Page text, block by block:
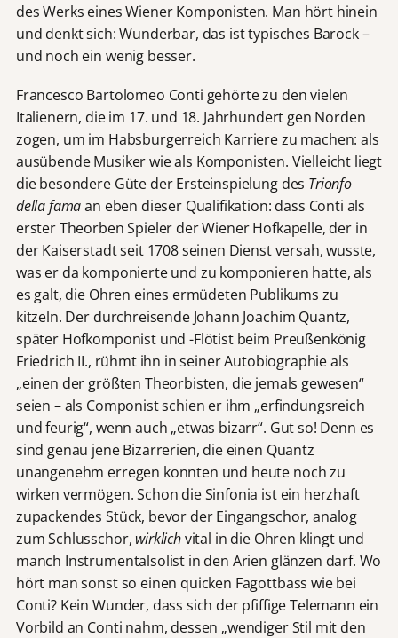
des Werks eines Wiener Komponisten. Man hört hinein
und denkt sich: Wunderbar, das ist typisches Barock –
und noch ein wenig besser.
Francesco Bartolomeo Conti gehörte zu den vielen
Italienern, die im 17. und 18. Jahrhundert gen Norden
zogen, um im Habsburgerreich Karriere zu machen: als
ausübende Musiker wie als Komponisten. Vielleicht liegt
die besondere Güte der Ersteinspielung des Trionfo
della famaan eben dieser Qualifikation: dass Conti als
erster Theorben Spieler der Wiener Hofkapelle, der in
der Kaiserstadt seit 1708 seinen Dienst versah, wusste,
was er da komponierte und zu komponieren hatte, als
es galt, die Ohren eines ermüdeten Publikums zu
kitzeln. Der durchreisende Johann Joachim Quantz,
später Hofkomponist und -Flötist beim Preußenkönig
Friedrich II., rühmt ihn in seiner Autobiographie als
„einen der größten Theorbisten, die jemals gewesen“
seien – als Componist schien er ihm „erfindungsreich
und feurig“, wenn auch „etwas bizarr“. Gut so! Denn es
sind genau jene Bizarrerien, die einen Quantz
unangenehm erregen konnten und heute noch zu
wirken vermögen. Schon die Sinfonia ist ein herzhaft
zupackendes Stück, bevor der Eingangschor, analog
zum Schlusschor, wirklichvital in die Ohren klingt und
manch Instrumentalsolist in den Arien glänzen darf. Wo
hört man sonst so einen quicken Fagottbass wie bei
Conti? Kein Wunder, dass sich der pfiffige Telemann ein
Vorbild an Conti nahm, dessen „wendiger Stil mit den